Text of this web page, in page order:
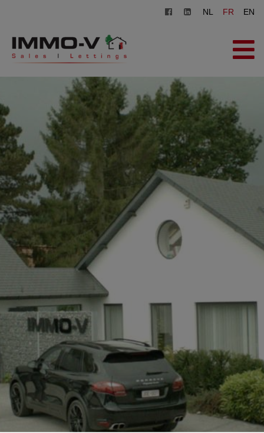
NL FR EN
ACCUEIL
À VENDRE
À LOUER
AGENCE
INSCRIPTION
CONTACT
ESTIMATION GRATUITE
info@immov.be